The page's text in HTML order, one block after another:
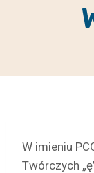
W imieniu
Twórczych